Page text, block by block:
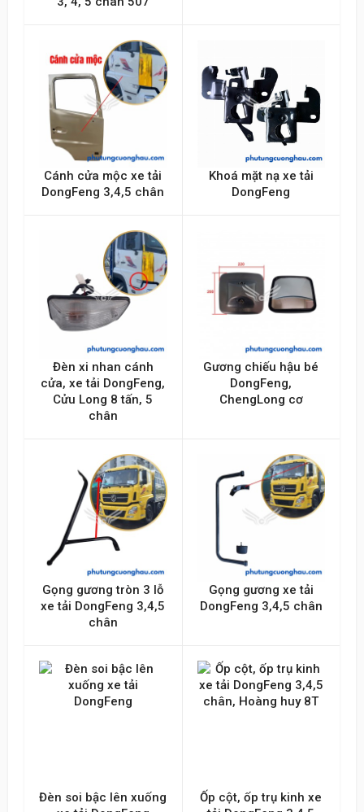
Gửi lên
Cánh cửa mộc xe tải
DongFeng 3,4,5 chân
Khoá mặt nạ xe tải
DongFeng
Đèn xi nhan cánh
cửa, xe tải DongFeng,
Cửu Long 8 tấn, 5
chân
Gương chiếu hậu bé
DongFeng,
ChengLong cơ
Gọng gương tròn 3 lỗ
xe tải DongFeng 3,4,5
chân
Gọng gương xe tải
DongFeng 3,4,5 chân
Đèn soi bậc lên xuống
Ốp cột, ốp trụ kinh xe